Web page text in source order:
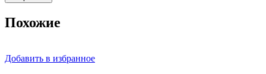
Похожие
Добавить в избранное